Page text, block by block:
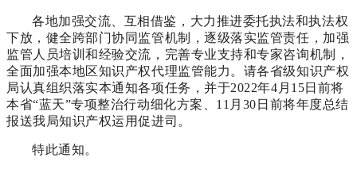
各地加强交流、互相借鉴，大力推进委托执法和执法权
下放，健全跨部门协同监管机制，逐级落实监管责任，加强
监管人员培训和经验交流，完善专业支持和专家咨询机制，
全面加强本地区知识产权代理监管能力。请各省级知识产权
局认真组织落实本通知各项任务，并于2022年4月15日前将
本省“蓝天”专项整治行动细化方案、11月30日前将年度总结
报送我局知识产权运用促进司。
特此通知。